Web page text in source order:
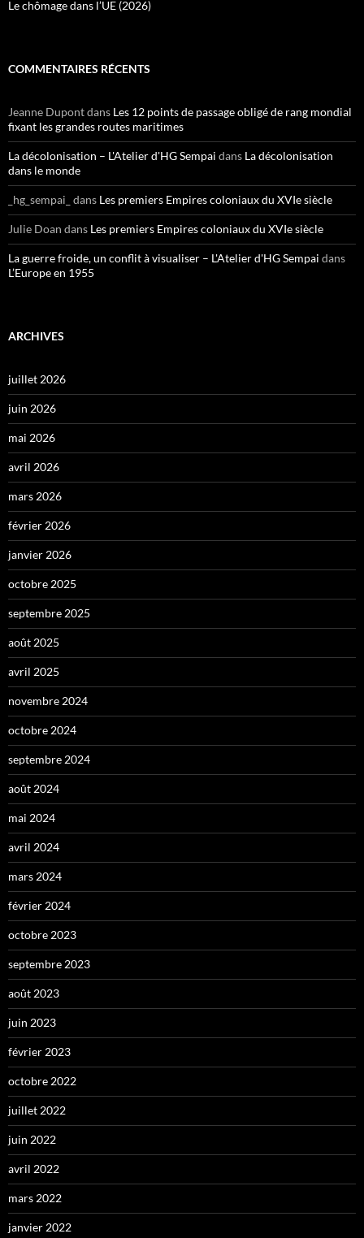
Le chômage dans l’UE (2026)
COMMENTAIRES RÉCENTS
Jeanne Dupontdans Les 12 points de passage obligé de rang mondial
fixant les grandes routes maritimes
La décolonisation – L'Atelier d'HG Sempai dans La décolonisation
dans le monde
_hg_sempai_ dans Les premiers Empires coloniaux du XVIe siècle
Julie Doan dans Les premiers Empires coloniaux du XVIe siècle
La guerre froide, un conflit à visualiser – L'Atelier d'HG Sempai dans
L’Europe en 1955
ARCHIVES
juillet 2026
juin 2026
mai 2026
avril 2026
mars 2026
février 2026
janvier 2026
octobre 2025
septembre 2025
août 2025
avril 2025
novembre 2024
octobre 2024
septembre 2024
août 2024
mai 2024
avril 2024
mars 2024
février 2024
octobre 2023
septembre 2023
août 2023
juin 2023
février 2023
octobre 2022
juillet 2022
juin 2022
avril 2022
mars 2022
janvier 2022